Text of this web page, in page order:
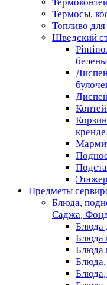
Термосы,
Топливо
Шведский
Предметы
Блюда,
Саджа,
Блюда
Блюда
Блюда
Блюда,
Блюда,